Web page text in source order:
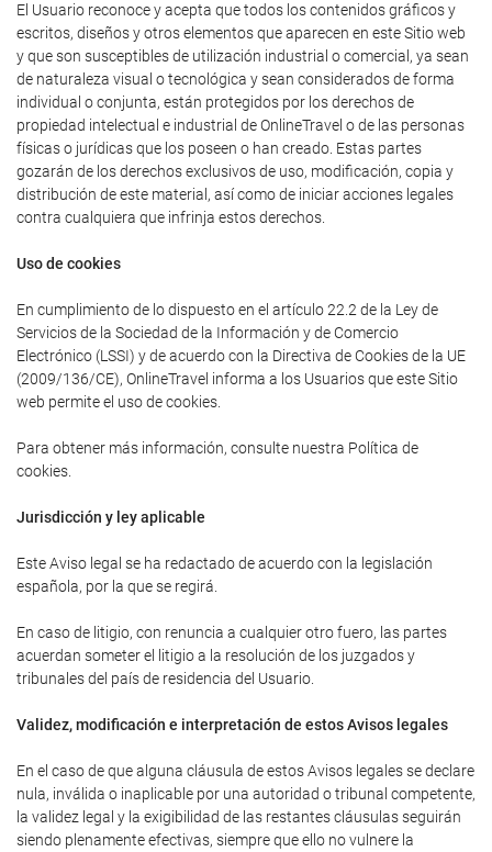
El Usuario reconoce y acepta que todos los contenidos gráficos y
escritos, diseños y otros elementos que aparecen en este Sitio web
y que son susceptibles de utilización industrial o comercial, ya sean
de naturaleza visual o tecnológica y sean considerados de forma
individual o conjunta, están protegidos por los derechos de
propiedad intelectual e industrial de OnlineTravel o de las personas
físicas o jurídicas que los poseen o han creado. Estas partes
gozarán de los derechos exclusivos de uso, modificación, copia y
distribución de este material, así como de iniciar acciones legales
contra cualquiera que infrinja estos derechos.
Uso de cookies
En cumplimiento de lo dispuesto en el artículo 22.2 de la Ley de
Servicios de la Sociedad de la Información y de Comercio
Electrónico (LSSI) y de acuerdo con la Directiva de Cookies de la UE
(2009/136/CE), OnlineTravel informa a los Usuarios que este Sitio
web permite el uso de cookies.
Para obtener más información, consulte nuestra Política de
cookies.
Jurisdicción y ley aplicable
Este Aviso legal se ha redactado de acuerdo con la legislación
española, por la que se regirá.
En caso de litigio, con renuncia a cualquier otro fuero, las partes
acuerdan someter el litigio a la resolución de los juzgados y
tribunales del país de residencia del Usuario.
Validez, modificación e interpretación de estos Avisos legales
En el caso de que alguna cláusula de estos Avisos legales se declare
nula, inválida o inaplicable por una autoridad o tribunal competente,
la validez legal y la exigibilidad de las restantes cláusulas seguirán
siendo plenamente efectivas, siempre que ello no vulnere la